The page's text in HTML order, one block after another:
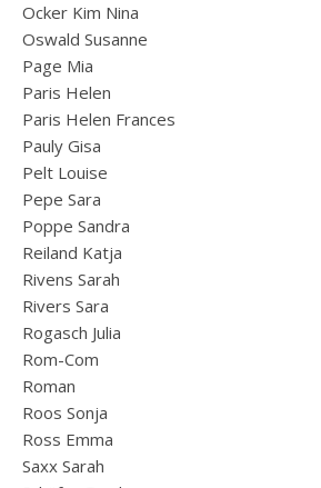
Ocker Kim Nina
Oswald Susanne
Page Mia
Paris Helen
Paris Helen Frances
Pauly Gisa
Pelt Louise
Pepe Sara
Poppe Sandra
Reiland Katja
Rivens Sarah
Rivers Sara
Rogasch Julia
Rom-Com
Roman
Roos Sonja
Ross Emma
Saxx Sarah